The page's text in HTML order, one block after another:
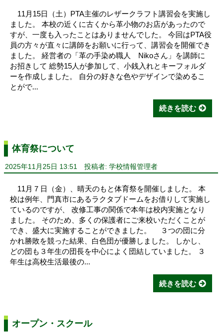
11月15日（土）PTA主催のレザークラフト講習会を実施し
ました。 本校の近くに古くから革小物のお店があったので
すが、一度も入ったことはありませんでした。 今回はPTA役
員の方々が直々に講師をお願いに行って、講習会を開催でき
ました。 経営者の「革の手染め職人 Nikoさん」を講師に
お招きして 総勢15人が参加して、小銭入れとキーフォルダ
ーを作成しました。 自分の好きな色やデザインで染めるこ
とがで...
続きを読む
体育祭について
2025年11月25日 13:51 投稿者: 学校情報管理者
11月７日（金）、晴天のもと体育祭を開催しました。 本
校は例年、門真市にあるラクタブドームをお借りして実施し
ているのですが、 改修工事の関係で本年は校内実施となり
ました。 そのため、多くの保護者にご来校いただくことが
でき、盛大に実施することができました。 ３つの団に分
かれ勝敗を競った結果、白色団が優勝しました。 しかし、
どの団も３年生の団長を中心によく団結していました。 ３
年生は高校生活最後の...
続きを読む
オープン・スクール